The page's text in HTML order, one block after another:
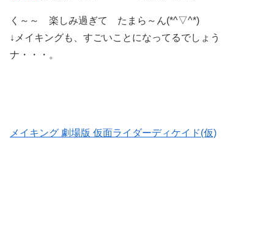
く～～ 楽しみ過ぎて たまら～ん(*^▽^*)
↓メイキングも、すごいことになってるでしょう
ナ・・・。
メイキング 劇場版 仮面ライダーディケイド(仮)